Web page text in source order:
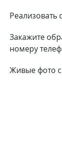
Реализовать
Закажите
номеру
Живые фото с